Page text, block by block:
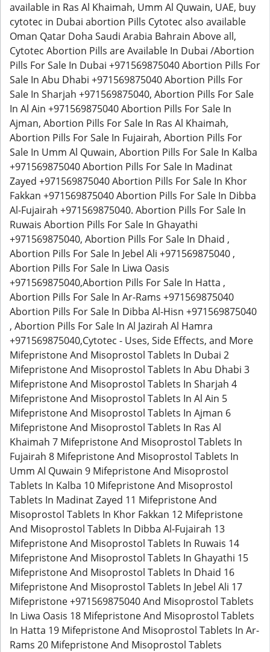
available in Ras Al Khaimah, Umm Al Quwain, UAE, buy
cytotec in Dubai abortion Pills Cytotec also available
Oman Qatar Doha Saudi Arabia Bahrain Above all,
Cytotec Abortion Pills are Available In Dubai /Abortion
Pills For Sale In Dubai +971569875040 Abortion Pills For
Sale In Abu Dhabi +971569875040 Abortion Pills For
Sale In Sharjah +971569875040, Abortion Pills For Sale
In Al Ain +971569875040 Abortion Pills For Sale In
Ajman, Abortion Pills For Sale In Ras Al Khaimah,
Abortion Pills For Sale In Fujairah, Abortion Pills For
Sale In Umm Al Quwain, Abortion Pills For Sale In Kalba
+971569875040 Abortion Pills For Sale In Madinat
Zayed +971569875040 Abortion Pills For Sale In Khor
Fakkan +971569875040 Abortion Pills For Sale In Dibba
Al-Fujairah +971569875040. Abortion Pills For Sale In
Ruwais Abortion Pills For Sale In Ghayathi
+971569875040, Abortion Pills For Sale In Dhaid ,
Abortion Pills For Sale In Jebel Ali +971569875040 ,
Abortion Pills For Sale In Liwa Oasis
+971569875040,Abortion Pills For Sale In Hatta ,
Abortion Pills For Sale In Ar-Rams +971569875040
Abortion Pills For Sale In Dibba Al-Hisn +971569875040
, Abortion Pills For Sale In Al Jazirah Al Hamra
+971569875040,Cytotec - Uses, Side Effects, and More
Mifepristone And Misoprostol Tablets In Dubai 2
Mifepristone And Misoprostol Tablets In Abu Dhabi 3
Mifepristone And Misoprostol Tablets In Sharjah 4
Mifepristone And Misoprostol Tablets In Al Ain 5
Mifepristone And Misoprostol Tablets In Ajman 6
Mifepristone And Misoprostol Tablets In Ras Al
Khaimah 7 Mifepristone And Misoprostol Tablets In
Fujairah 8 Mifepristone And Misoprostol Tablets In
Umm Al Quwain 9 Mifepristone And Misoprostol
Tablets In Kalba 10 Mifepristone And Misoprostol
Tablets In Madinat Zayed 11 Mifepristone And
Misoprostol Tablets In Khor Fakkan 12 Mifepristone
And Misoprostol Tablets In Dibba Al-Fujairah 13
Mifepristone And Misoprostol Tablets In Ruwais 14
Mifepristone And Misoprostol Tablets In Ghayathi 15
Mifepristone And Misoprostol Tablets In Dhaid 16
Mifepristone And Misoprostol Tablets In Jebel Ali 17
Mifepristone +971569875040 And Misoprostol Tablets
In Liwa Oasis 18 Mifepristone And Misoprostol Tablets
In Hatta 19 Mifepristone And Misoprostol Tablets In Ar-
Rams 20 Mifepristone And Misoprostol Tablets